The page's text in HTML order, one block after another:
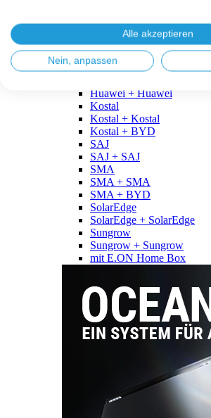
Fronius + BYD
GoodWe
GoodWe + GoodWe
GoodWe + BYD
Huawei + Huawei
Kostal
Kostal + Kostal
Kostal + BYD
SAJ
SAJ + SAJ
SMA
SMA + SMA
SMA + BYD
SolarEdge
SolarEdge + SolarEdge
Sungrow
Sungrow + Sungrow
mit E.ON Home Box
Alle akzeptieren
Nein, anpassen